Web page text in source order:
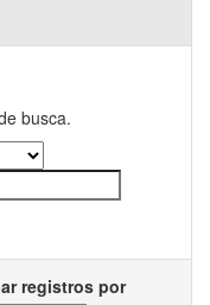
busca.
registros por